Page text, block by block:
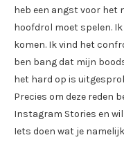
heb een angst voor het
hoofdrol moet spelen.
komen. Ik vind het
ben bang dat mijn
het hard op is
Precies om deze reden
Instagram Stories en wil
Iets doen wat je